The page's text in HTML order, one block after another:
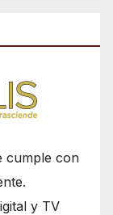
cumple con
y TV